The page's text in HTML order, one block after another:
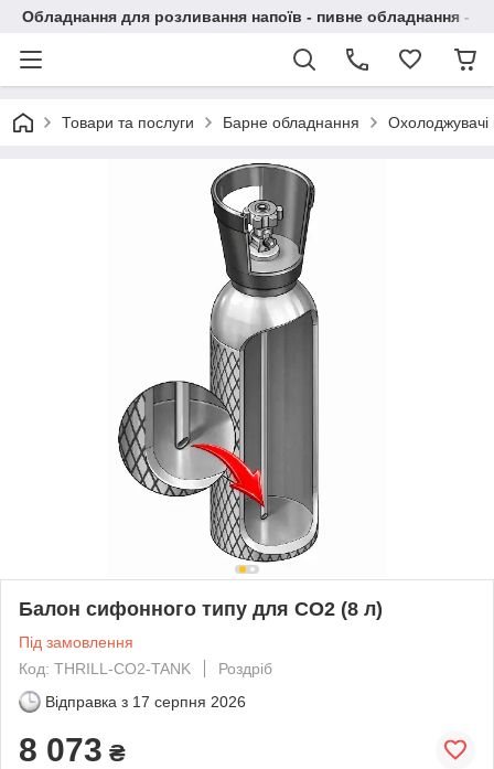
Обладнання для розливання напоїв - пивне обладнання - в
Товари та послуги Барне обладнання Охолоджувачі
Балон сифонного типу для СО2 (8 л)
Під замовлення
Код: THRILL-CO2-TANK
Роздріб
Відправка з 17 серпня 2026
8 073 ₴